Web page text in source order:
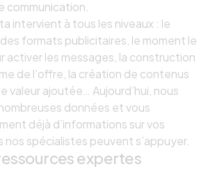
communication.
intervient à tous les niveaux : le
formats publicitaires, le moment le
activer les messages, la construction
de l’offre, la création de contenus
valeur ajoutée… Aujourd’hui, nous
données et vous
déjà d’informations sur vos
nos spécialistes peuvent s’appuyer.
expertes